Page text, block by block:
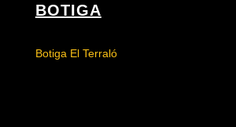
BOTIGA
Botiga El Terraló